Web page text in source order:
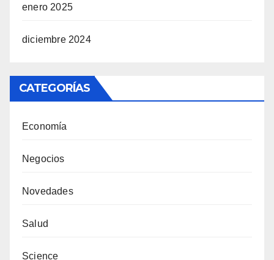
enero 2025
diciembre 2024
CATEGORÍAS
Economía
Negocios
Novedades
Salud
Science